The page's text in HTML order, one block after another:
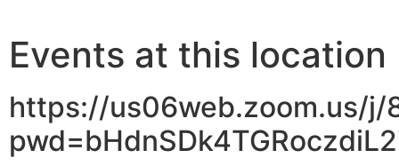
Events at this location
https://us06web.zoom.us/j/